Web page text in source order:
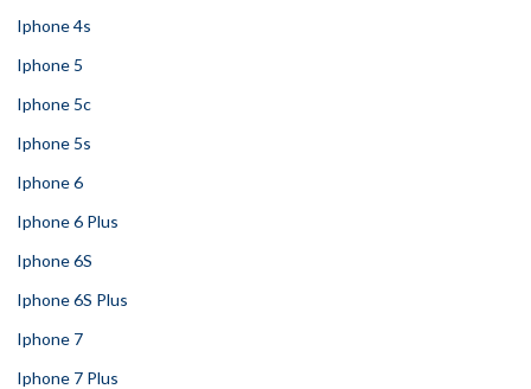
Iphone 4s
Iphone 5
Iphone 5c
Iphone 5s
Iphone 6
Iphone 6 Plus
Iphone 6S
Iphone 6S Plus
Iphone 7
Iphone 7 Plus